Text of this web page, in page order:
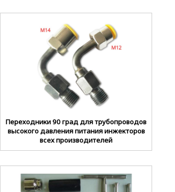
Переходники 90 град для трубопроводов
высокого давления питания инжекторов
всех производителей